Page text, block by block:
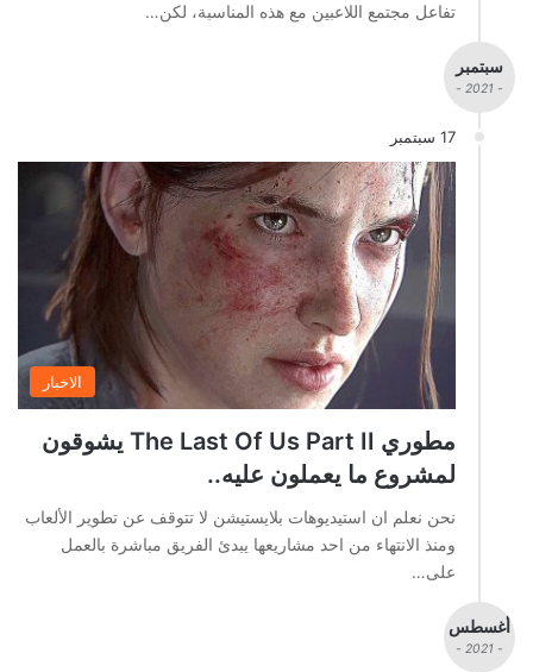
تفاعل مجتمع اللاعبين مع هذه المناسبة، لكن…
سبتمبر
- 2021 -
17 سبتمبر
الاخبار
مطوري The Last Of Us Part II يشوقون
لمشروع ما يعملون عليه..
نحن نعلم ان استيديوهات بلايستيشن لا تتوقف عن تطوير الألعاب
ومنذ الانتهاء من احد مشاريعها يبدئ الفريق مباشرة بالعمل
على…
أغسطس
- 2021 -